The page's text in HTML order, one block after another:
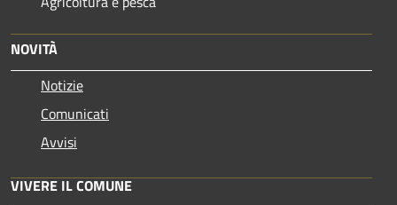
NOVITÀ
Notizie
Comunicati
Avvisi
VIVERE IL COMUNE